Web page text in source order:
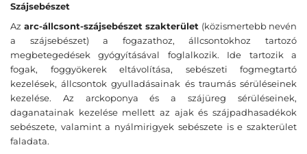
Szájsebészet
Az arc-állcsont-szájsebészet szakterület (közismertebb nevén
a szájsebészet) a fogazathoz, állcsontokhoz tartozó
megbetegedések gyógyításával foglalkozik. Ide tartozik a
fogak, foggyökerek eltávolítása, sebészeti fogmegtartó
kezelések, állcsontok gyulladásainak és traumás sérüléseinek
kezelése. Az arckoponya és a szájüreg sérüléseinek,
daganatainak kezelése mellett az ajak és szájpadhasadékok
sebészete, valamint a nyálmirigyek sebészete is e szakterület
faladata.